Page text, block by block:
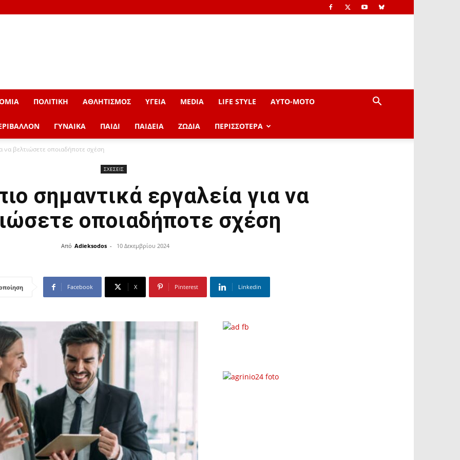
ΠΟΛΙΤΙΚΗ ΑΘΛΗΤΙΣΜΟΣ ΥΓΕΙΑ MEDIA LIFE STYLE AYTO-ΜOTO
ΓΥΝΑΙΚΑ ΠΑΙΔΙ ΠΑΙΔΕΙΑ ΖΩΔΙΑ ΠΕΡΙΣΣΟΤΕΡΑ
να βελτιώσετε οποιαδήποτε σχέση
ΣΧΕΣΕΙΣ
σημαντικά εργαλεία για να
οποιαδήποτε σχέση
Από Adieksodos - 10 Δεκεμβρίου 2024
Facebook X Pinterest Linkedin